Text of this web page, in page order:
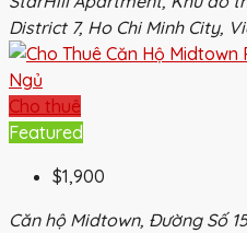
District 7, Ho Chi Minh City,
Cho thuê
Featured
$1,900
Căn hộ Midtown, Đường Số